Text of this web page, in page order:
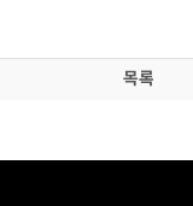
목록